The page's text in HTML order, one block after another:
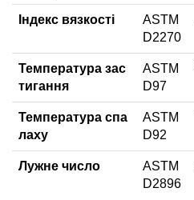
Індекс вязкості
ASTM
D2270
Температура зас
тигання
ASTM
D97
Температура спа
лаху
ASTM
D92
Лужне число
ASTM
D2896